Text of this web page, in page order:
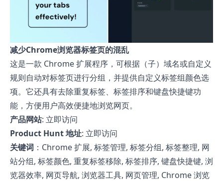
减少Chrome浏览器标签页的混乱
这是一款 Chrome 扩展程序，可根据（子）域名或自定义
规则自动对标签页进行分组，并提供自定义标签组颜色选
项。它还具有去除重复标签、标签排序和键盘快捷键功
能，方便用户高效便捷地浏览网页。
产品网站: 立即访问
Product Hunt 地址: 立即访问
关键词 ：Chrome 扩展, 标签管理, 标签分组, 标签整理, 网
站分组, 标签颜色, 重复标签移除, 标签排序, 键盘快捷键, 浏
览器效率, 网页导航, 浏览器工具, 网页管理, Chrome 浏览